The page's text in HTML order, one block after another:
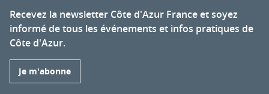
Recevez la newsletter Côte d'Azur France et soyez
informé de tous les événements et infos pratiques de
Côte d'Azur.
Je m'abonne